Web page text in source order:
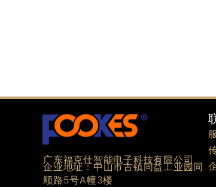
广东福克仕智能电子科技有限公司
企业地址：中山市古镇同益工业园同
顺路5号A幢3楼